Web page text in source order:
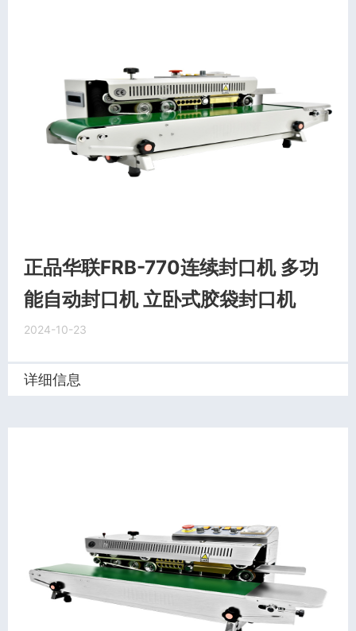
正品华联FRB-770连续封口机 多功
能自动封口机 立卧式胶袋封口机
2024-10-23
详细信息